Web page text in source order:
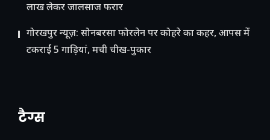
लाख लेकर जालसाज फरार
गोरखपुर न्यूज़: सोनबरसा फोरलेन पर कोहरे का कहर, आपस में
टकराईं 5 गाड़ियां, मची चीख-पुकार
टैग्स